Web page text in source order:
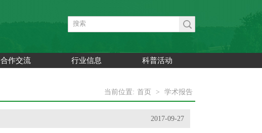
合作交流 行业信息 科普活动
当前位置: 首页 > 学术报告
2017-09-27